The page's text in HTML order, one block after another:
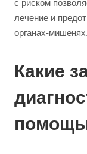
с риском
лечение и
органах-мишенях.
Какие